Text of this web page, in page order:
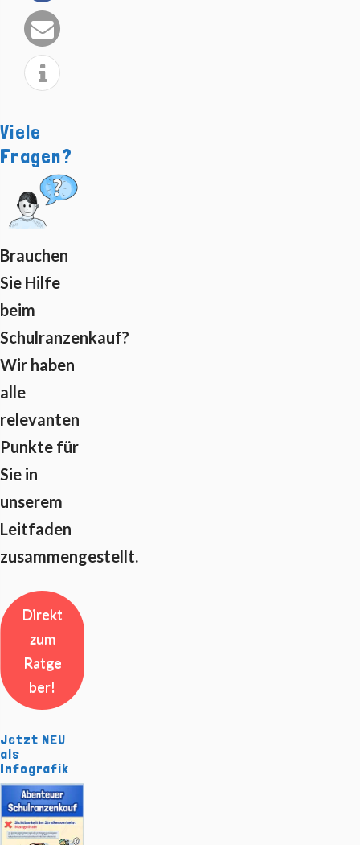
Viele
Fragen?
Brauchen
Sie Hilfe
beim
Schulranzenkauf?
Wir haben
alle
relevanten
Punkte für
Sie in
unserem
Leitfaden
zusammengestellt.
Direkt
zum
Ratge
ber!
Jetzt NEU
als
Infografik